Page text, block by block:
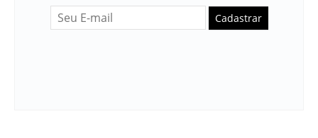
Cadastrar